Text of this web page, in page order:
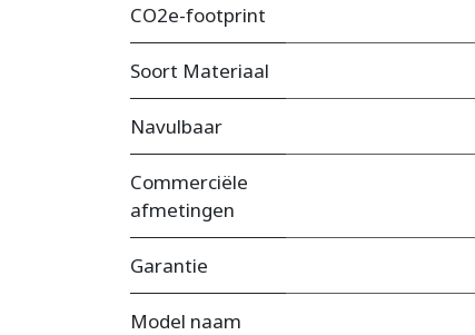
CO2e-footprint
Soort Materiaal
Navulbaar
Commerciële
afmetingen
Garantie
Model naam